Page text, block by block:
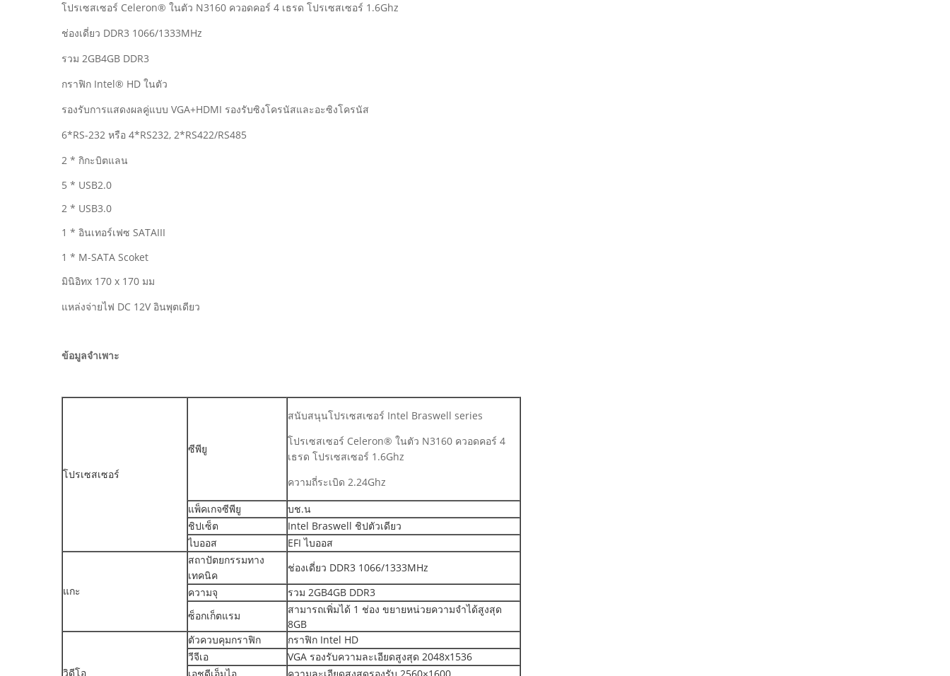
โปรเซสเซอร์ Celeron® ในตัว N3160 ควอดคอร์ 4 เธรด โปรเซสเซอร์ 1.6Ghz
ช่องเดี่ยว DDR3 1066/1333MHz
รวม 2GB4GB DDR3
กราฟิก Intel® HD ในตัว
รองรับการแสดงผลคู่แบบ VGA+HDMI รองรับซิงโครนัสและอะซิงโครนัส
6*RS-232 หรือ 4*RS232, 2*RS422/RS485
2 * กิกะบิตแลน
5 * USB2.0
2 * USB3.0
1 * อินเทอร์เฟซ SATAIII
1 * M-SATA Scoket
มินิอิทx 170 x 170 มม
แหล่งจ่ายไฟ DC 12V อินพุตเดียว
ข้อมูลจำเพาะ
โปรเซสเซอร์
ซีพียู
สนับสนุนโปรเซสเซอร์ Intel Braswell series
โปรเซสเซอร์ Celeron® ในตัว N3160 ควอดคอร์ 4
เธรด โปรเซสเซอร์ 1.6Ghz
ความถี่ระเบิด 2.24Ghz
แพ็คเกจซีพียู
บช.น
ชิปเซ็ต
Intel Braswell ชิปตัวเดียว
ไบออส
EFI ไบออส
แกะ
สถาปัตยกรรมทาง
เทคนิค
ช่องเดี่ยว DDR3 1066/1333MHz
ความจุ
รวม 2GB4GB DDR3
ซ็อกเก็ตแรม
สามารถเพิ่มได้ 1 ช่อง ขยายหน่วยความจำได้สูงสุด
8GB
วิดีโอ
ตัวควบคุมกราฟิก
กราฟิก Intel HD
วีจีเอ
VGA รองรับความละเอียดสูงสุด 2048x1536